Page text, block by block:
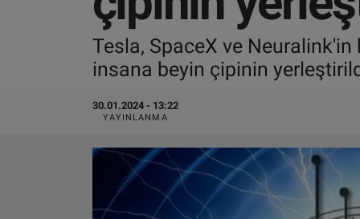
Tesla, SpaceX ve
insana beyin çipinin
30.01.2024 - 13:22
YAYINLANMA
VIDEO GALERİ
ALGEMENE VOORWAARDEN
CONTACT
Çerez Politikası